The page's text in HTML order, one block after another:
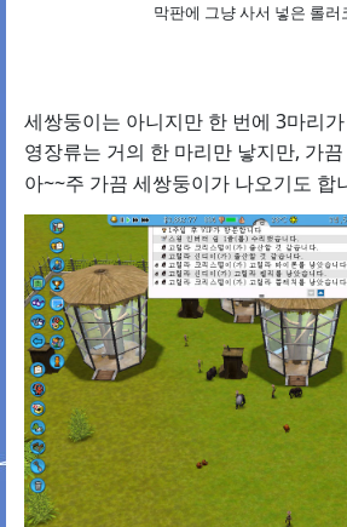
막판에 그냥 사서 넣은 롤러
세쌍둥이는 아니지만 한 번에 3마리
영장류는 거의 한 마리만 낳지만, 가
아~~주 가끔 세쌍둥이가 나오기도 합